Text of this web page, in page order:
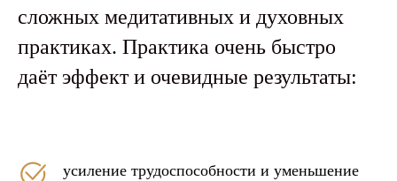
сложных медитативных и духовных
практиках. Практика очень быстро
даёт эффект и очевидные результаты:
усиление трудоспособности и уменьшение